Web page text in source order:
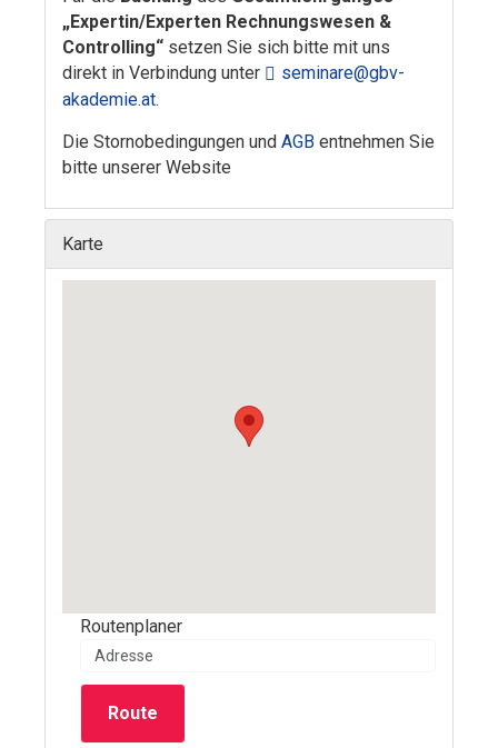
„Expertin/Experten Rechnungswesen &
Controlling“ setzen Sie sich bitte mit uns
direkt in Verbindung unter
seminare@gbv-
akademie.at.
Die Stornobedingungen und AGB entnehmen Sie
bitte unserer Website
Karte
Routenplaner
Route